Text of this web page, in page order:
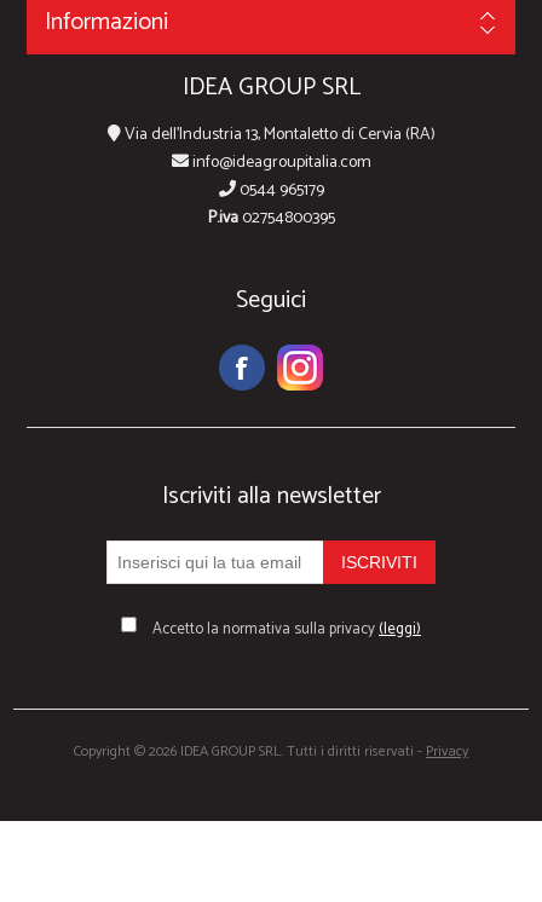
Informazioni
IDEA GROUP SRL
Via dell'Industria 13, Montaletto di Cervia (RA)
info@ideagroupitalia.com
0544 965179
P.iva02754800395
Seguici
Iscriviti alla newsletter
Accetto la normativa sulla privacy(leggi)
Copyright © 2026 IDEA GROUP SRL. Tutti i diritti riservati - Privacy